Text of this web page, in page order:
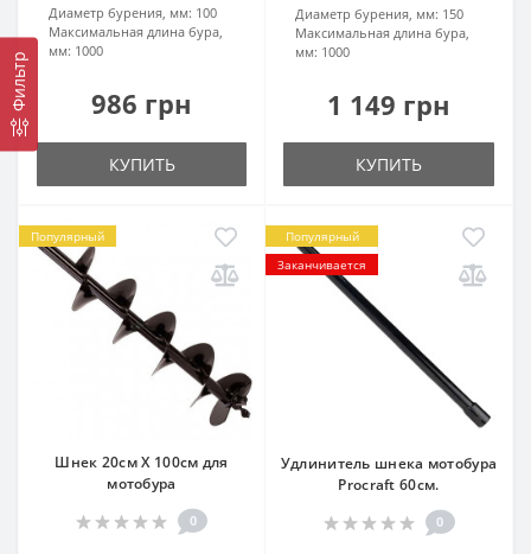
Фильтр
Диаметр бурения, мм: 100
Максимальная длина бура,
мм: 1000
986 грн
КУПИТЬ
Диаметр бурения, мм: 150
Максимальная длина бура,
мм: 1000
1 149 грн
КУПИТЬ
Популярный
Шнек 20см Х 100см для
мотобура
0
Популярный
Заканчивается
Удлинитель шнека мотобура
Procraft 60см.
0